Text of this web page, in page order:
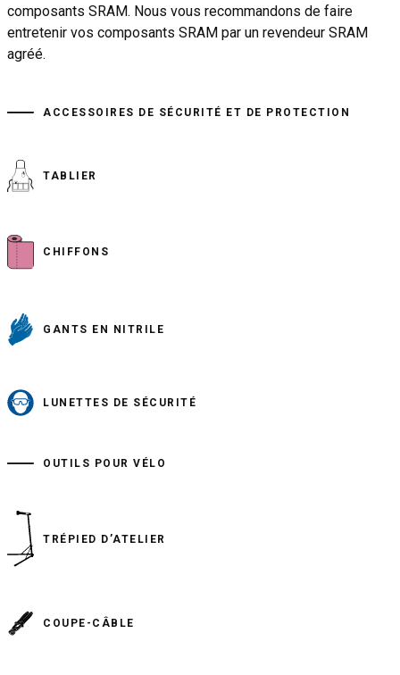
composants SRAM. Nous vous recommandons de faire
entretenir vos composants SRAM par un revendeur SRAM
agréé.
ACCESSOIRES DE SÉCURITÉ ET DE PROTECTION
TABLIER
CHIFFONS
GANTS EN NITRILE
LUNETTES DE SÉCURITÉ
OUTILS POUR VÉLO
TRÉPIED D’ATELIER
COUPE-CÂBLE